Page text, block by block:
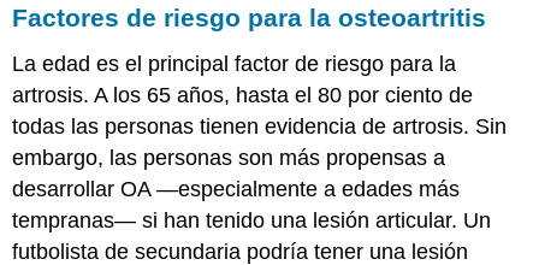
Factores de riesgo para la osteoartritis
La edad es el principal factor de riesgo para la
artrosis. A los 65 años, hasta el 80 por ciento de
todas las personas tienen evidencia de artrosis. Sin
embargo, las personas son más propensas a
desarrollar OA —especialmente a edades más
tempranas— si han tenido una lesión articular. Un
futbolista de secundaria podría tener una lesión